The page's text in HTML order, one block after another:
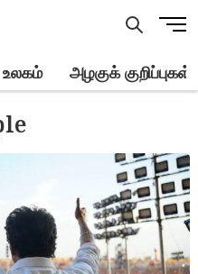
M
u
t
o
n
உலகம் அழகுக் குறிப்புகள்